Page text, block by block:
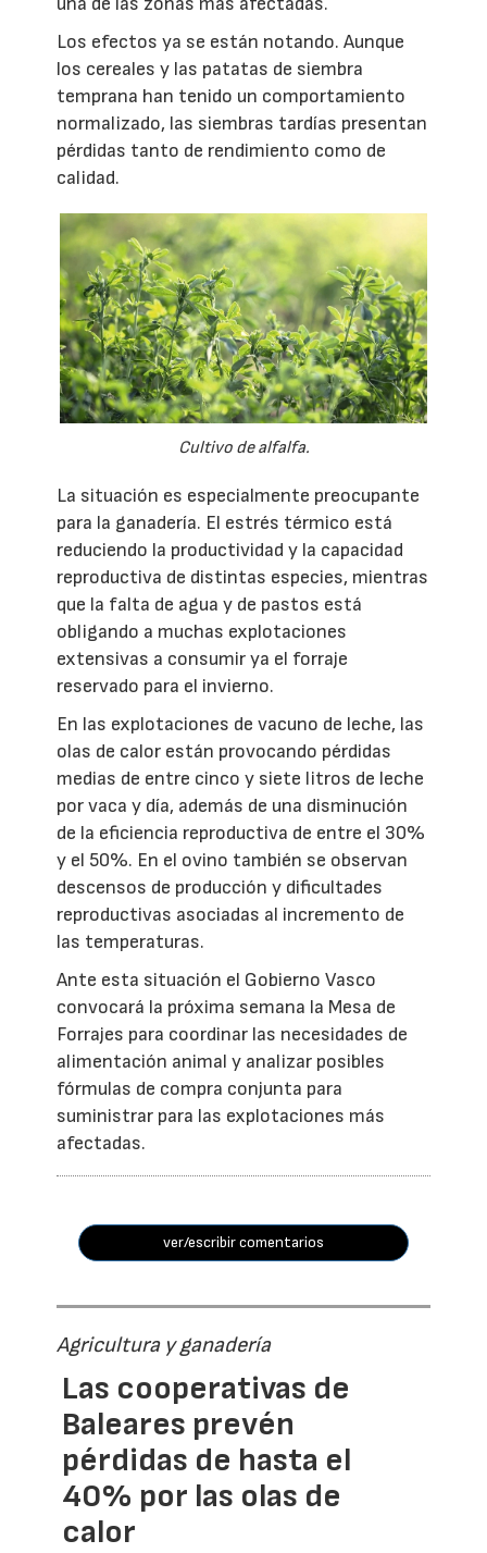
Los efectos ya se están notando. Aunque
los cereales y las patatas de siembra
temprana han tenido un comportamiento
normalizado, las siembras tardías presentan
pérdidas tanto de rendimiento como de
calidad.
Cultivo de alfalfa.
La situación es especialmente preocupante
para la ganadería. El estrés térmico está
reduciendo la productividad y la capacidad
reproductiva de distintas especies, mientras
que la falta de agua y de pastos está
obligando a muchas explotaciones
extensivas a consumir ya el forraje
reservado para el invierno.
En las explotaciones de vacuno de leche, las
olas de calor están provocando pérdidas
medias de entre cinco y siete litros de leche
por vaca y día, además de una disminución
de la eficiencia reproductiva de entre el 30%
y el 50%. En el ovino también se observan
descensos de producción y dificultades
reproductivas asociadas al incremento de
las temperaturas.
Ante esta situación el Gobierno Vasco
convocará la próxima semana la Mesa de
Forrajes para coordinar las necesidades de
alimentación animal y analizar posibles
fórmulas de compra conjunta para
suministrar para las explotaciones más
afectadas.
ver/escribir comentarios
Agricultura y ganadería
Las cooperativas de
Baleares prevén
pérdidas de hasta el
40% por las olas de
calor